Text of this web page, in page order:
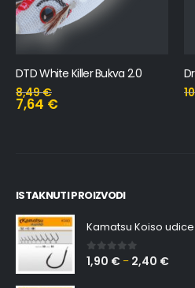
DTD White Killer Bukva 2.0
8,49€
7,64 €
ISTAKNUTI PROIZVODI
Kamatsu Koiso udice
0 out of 5
1,90 € – 2,40 €